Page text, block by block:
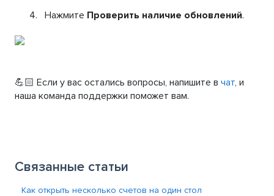
Нажмите Проверить наличие обновлений.
💪🏻 Если у вас остались вопросы, напишите в чат, и
наша команда поддержки поможет вам.
Связанные статьи
Как открыть несколько счетов на один стол